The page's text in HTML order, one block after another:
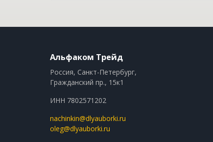
Альфаком Трейд
Россия, Санкт-Петербург,
Гражданский пр., 15к1
ИНН 7802571202
nachinkin@dlyauborki.ru
oleg@dlyauborki.ru